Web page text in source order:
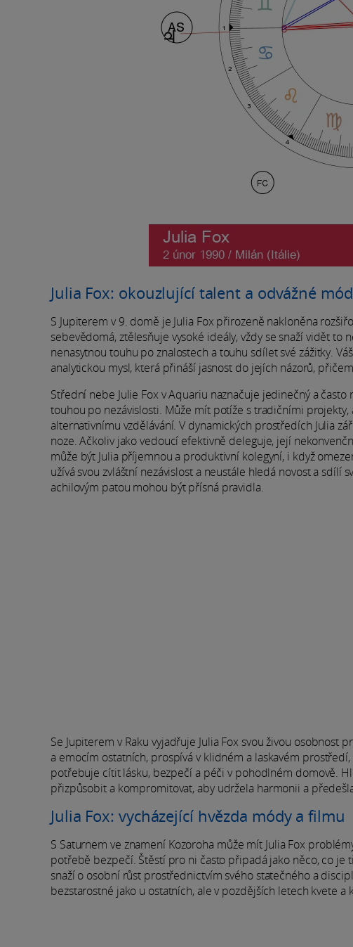
Julia Fox: okouzlující talent a odvážné
S Jupiterem v 9. domě je Julia Fox přirozeně nakloněna
sebevědomá, ztělesňuje vysoké ideály, vždy se snaží vidět to
nenasytnou touhu po znalostech a touhu sdílet své zážitky.
analytickou mysl, která přináší jasnost do jejích názorů,
Střední nebe Julie Fox v Aquariu naznačuje jedinečný a
touhou po nezávislosti. Může mít potíže s tradičními
alternativnímu vzdělávání. V dynamických prostředích Julia
noze. Ačkoliv jako vedoucí efektivně deleguje, její
může být Julia příjemnou a produktivní kolegyní, i když
užívá svou zvláštní nezávislost a neustále hledá novost a
achilovým patou mohou být přísná pravidla.
Se Jupiterem v Raku vyjadřuje Julia Fox svou živou
a emocím ostatních, prospívá v klidném a laskavém
potřebuje cítit lásku, bezpečí a péči v pohodlném domově.
přizpůsobit a kompromitovat, aby udržela harmonii a
Julia Fox: vycházející hvězda módy a filmu
S Saturnem ve znamení Kozoroha může mít Julia Fox
potřebě bezpečí. Štěstí pro ni často připadá jako něco, co je
snaží o osobní růst prostřednictvím svého statečného a
bezstarostné jako u ostatních, ale v pozdějších letech kvete a